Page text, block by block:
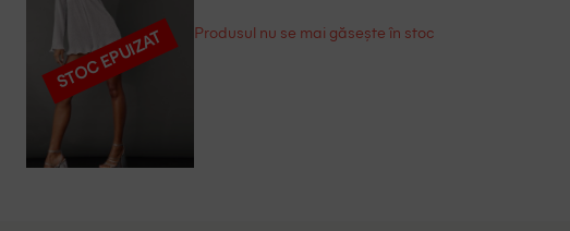
STOC EPUIZAT Produsul nu se mai găsește în stoc